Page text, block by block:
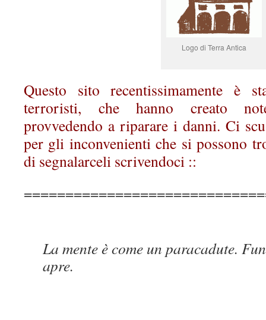
Logo di Terra Antica
Questo sito recentissimamente è
terroristi, che hanno creato
provvedendo a riparare i danni. Ci
per gli inconvenienti che si possono
di segnalarceli scrivendoci ::
La mente è come un paracadute.
apre.